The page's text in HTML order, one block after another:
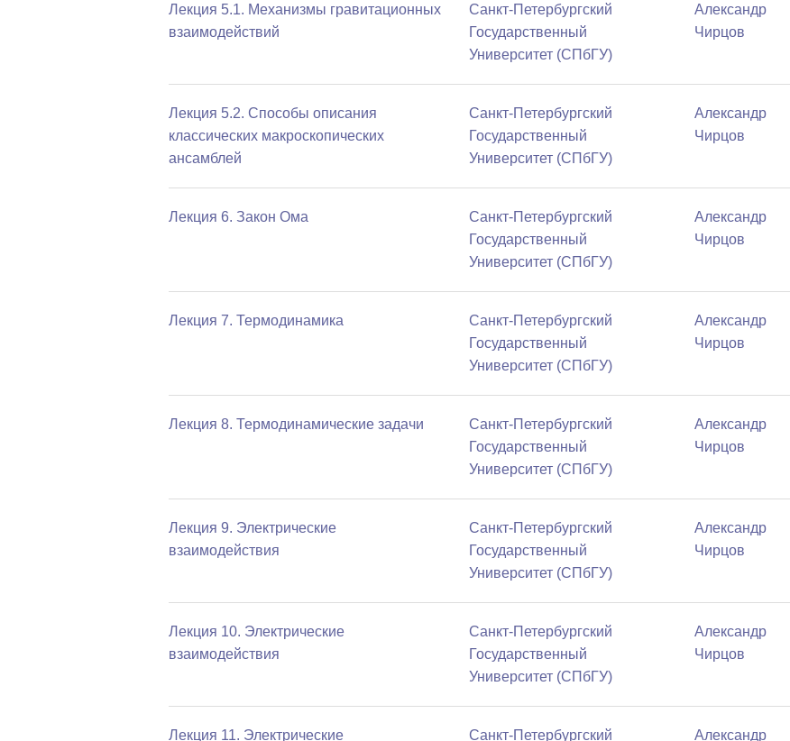
Лекция 5.1. Механизмы гравитационных
взаимодействий
Санкт-Петербургский
Государственный
Университет (СПбГУ)
Александр
Чирцов
Лекция 5.2. Способы описания
классических макроскопических
ансамблей
Санкт-Петербургский
Государственный
Университет (СПбГУ)
Александр
Чирцов
Лекция 6. Закон Ома
Санкт-Петербургский
Государственный
Университет (СПбГУ)
Александр
Чирцов
Лекция 7. Термодинамика
Санкт-Петербургский
Государственный
Университет (СПбГУ)
Александр
Чирцов
Лекция 8. Термодинамические задачи
Санкт-Петербургский
Государственный
Университет (СПбГУ)
Александр
Чирцов
Лекция 9. Электрические
взаимодействия
Санкт-Петербургский
Государственный
Университет (СПбГУ)
Александр
Чирцов
Лекция 10. Электрические
взаимодействия
Санкт-Петербургский
Государственный
Университет (СПбГУ)
Александр
Чирцов
Лекция 11. Электрические Санкт-Петербургский Александр